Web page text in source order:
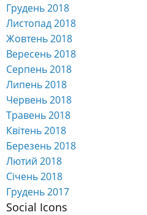
Грудень 2018
Листопад 2018
Жовтень 2018
Вересень 2018
Серпень 2018
Липень 2018
Червень 2018
Травень 2018
Квітень 2018
Березень 2018
Лютий 2018
Січень 2018
Грудень 2017
Social Icons